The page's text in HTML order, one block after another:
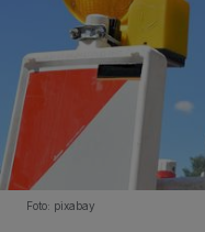
Foto: pixabay